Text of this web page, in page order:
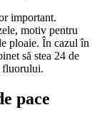
important.
motiv pentru
ploaie. În cazul în
să stea 24 de
fluorului.
pace